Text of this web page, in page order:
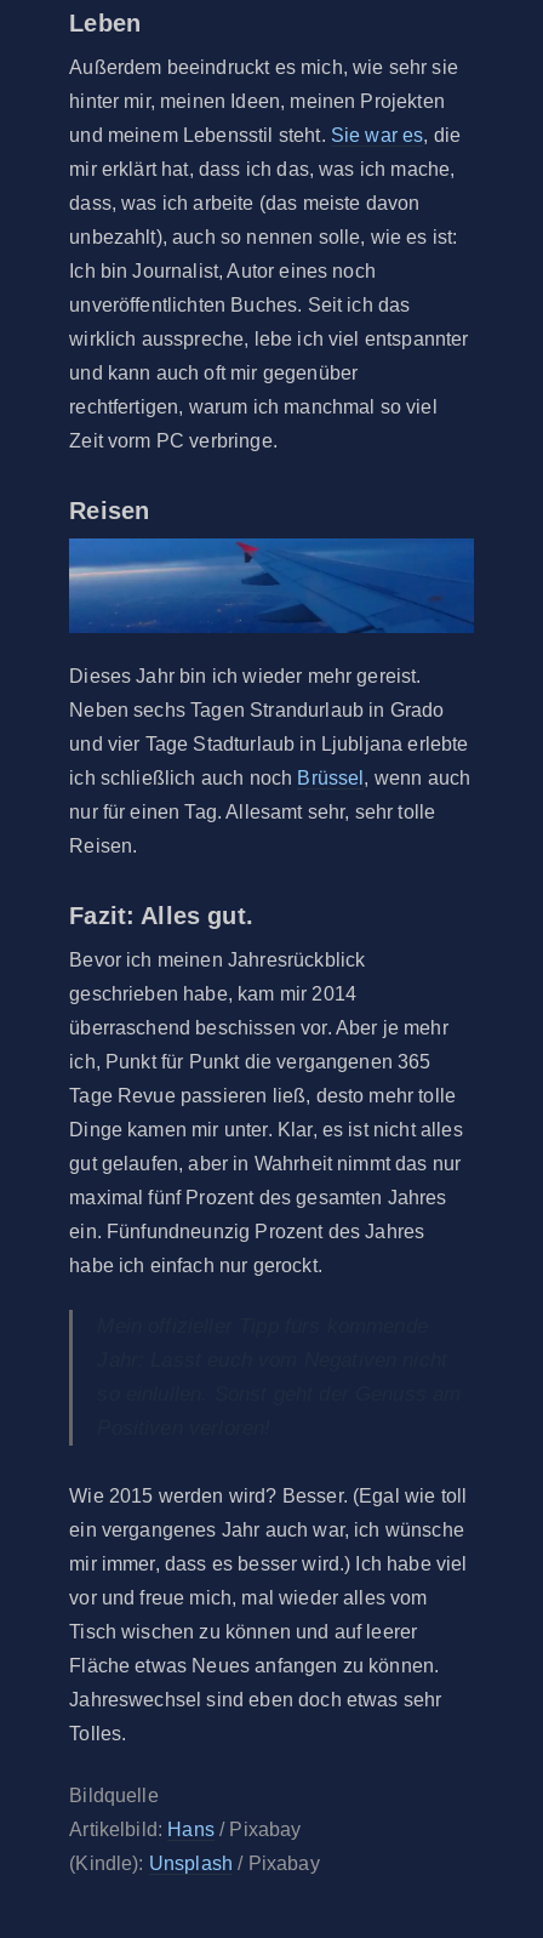
Leben
Außerdem beeindruckt es mich, wie sehr sie
hinter mir, meinen Ideen, meinen Projekten
und meinem Lebensstil steht. Sie war es, die
mir erklärt hat, dass ich das, was ich mache,
dass, was ich arbeite (das meiste davon
unbezahlt), auch so nennen solle, wie es ist:
Ich bin Journalist, Autor eines noch
unveröffentlichten Buches. Seit ich das
wirklich ausspreche, lebe ich viel entspannter
und kann auch oft mir gegenüber
rechtfertigen, warum ich manchmal so viel
Zeit vorm PC verbringe.
Reisen
Dieses Jahr bin ich wieder mehr gereist.
Neben sechs Tagen Strandurlaub in Grado
und vier Tage Stadturlaub in Ljubljana erlebte
ich schließlich auch noch Brüssel , wenn auch
nur für einen Tag. Allesamt sehr, sehr tolle
Reisen.
Fazit: Alles gut.
Bevor ich meinen Jahresrückblick
geschrieben habe, kam mir 2014
überraschend beschissen vor. Aber je mehr
ich, Punkt für Punkt die vergangenen 365
Tage Revue passieren ließ, desto mehr tolle
Dinge kamen mir unter. Klar, es ist nicht alles
gut gelaufen, aber in Wahrheit nimmt das nur
maximal fünf Prozent des gesamten Jahres
ein. Fünfundneunzig Prozent des Jahres
habe ich einfach nur gerockt.
Wie 2015 werden wird? Besser. (Egal wie toll
ein vergangenes Jahr auch war, ich wünsche
mir immer, dass es besser wird.) Ich habe viel
vor und freue mich, mal wieder alles vom
Tisch wischen zu können und auf leerer
Fläche etwas Neues anfangen zu können.
Jahreswechsel sind eben doch etwas sehr
Tolles.
Bildquelle
Artikelbild: Hans/ Pixabay
(Kindle): Unsplash / Pixabay